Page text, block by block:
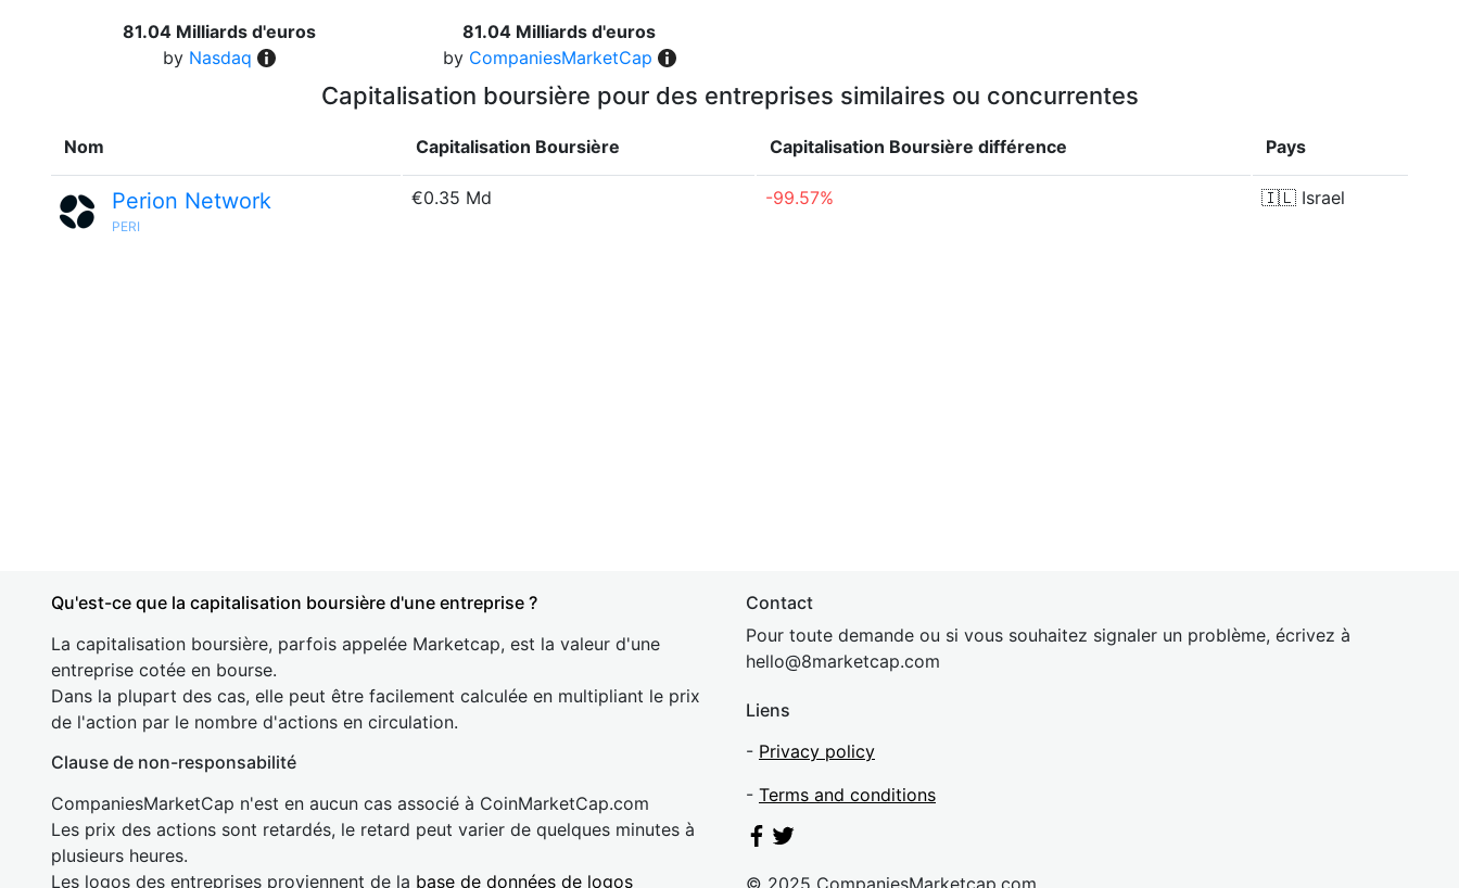
81.04 Milliards d'euros
by Nasdaq
81.04 Milliards d'euros
by CompaniesMarketCap
Capitalisation boursière pour des entreprises similaires ou concurrentes
Nom Capitalisation Boursière Capitalisation Boursière différence Pays
Perion Network
PERI
€0.35 Md -99.57% 🇮🇱 Israel
Qu'est-ce que la capitalisation boursière d'une entreprise ?
La capitalisation boursière, parfois appelée Marketcap, est la valeur d'une
entreprise cotée en bourse.
Dans la plupart des cas, elle peut être facilement calculée en multipliant le prix
de l'action par le nombre d'actions en circulation.
Clause de non-responsabilité
CompaniesMarketCap n'est en aucun cas associé à CoinMarketCap.com
Les prix des actions sont retardés, le retard peut varier de quelques minutes à
plusieurs heures.
Les logos des entreprises proviennent de la base de données de logos
Contact
Pour toute demande ou si vous souhaitez signaler un problème, écrivez à
hello@8marketcap.com
Liens
- Privacy policy
- Terms and conditions
© 2025 CompaniesMarketcap.com